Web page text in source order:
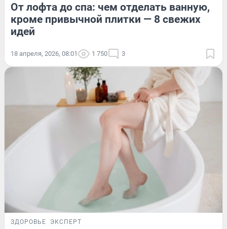
От лофта до спа: чем отделать ванную,
кроме привычной плитки — 8 свежих
идей
18 апреля, 2026, 08:01 1 750 3
ЗДОРОВЬЕ ЭКСПЕРТ